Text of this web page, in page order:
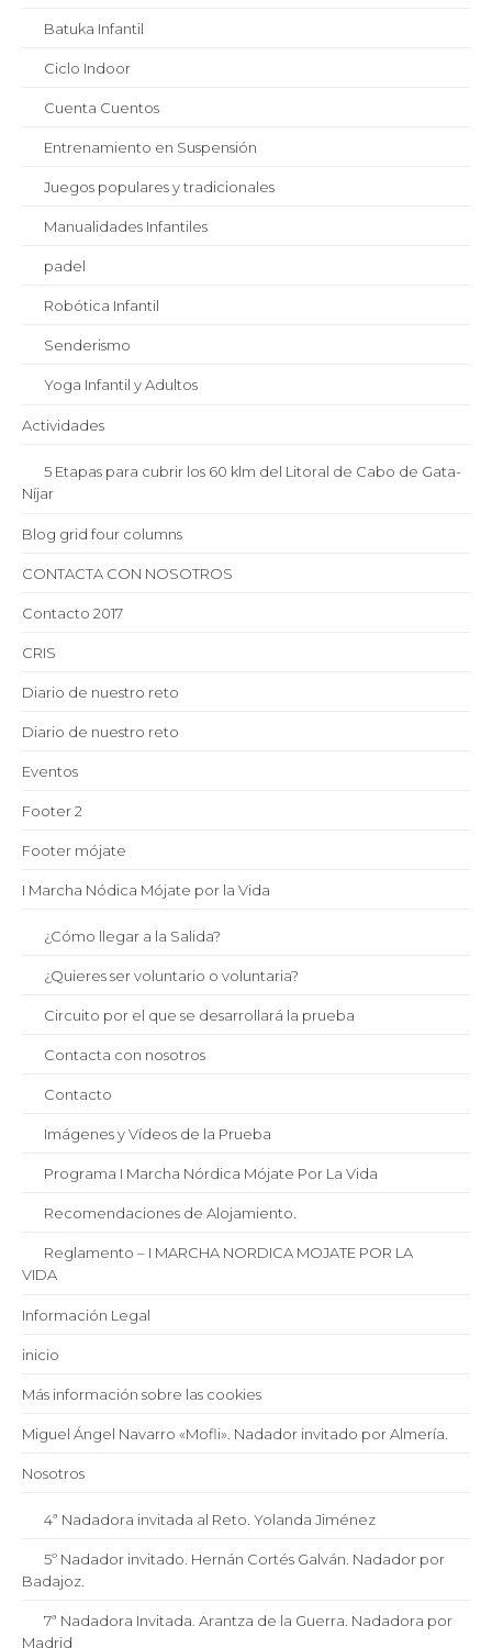
Batuka Infantil
Ciclo Indoor
Cuenta Cuentos
Entrenamiento en Suspensión
Juegos populares y tradicionales
Manualidades Infantiles
padel
Robótica Infantil
Senderismo
Yoga Infantil y Adultos
Actividades
5 Etapas para cubrir los 60 klm del Litoral de Cabo de Gata-
Níjar
Blog grid four columns
CONTACTA CON NOSOTROS
Contacto 2017
CRIS
Diario de nuestro reto
Diario de nuestro reto
Eventos
Footer 2
Footer mójate
I Marcha Nódica Mójate por la Vida
¿Cómo llegar a la Salida?
¿Quieres ser voluntario o voluntaria?
Circuito por el que se desarrollará la prueba
Contacta con nosotros
Contacto
Imágenes y Vídeos de la Prueba
Programa I Marcha Nórdica Mójate Por La Vida
Recomendaciones de Alojamiento.
Reglamento – I MARCHA NORDICA MOJATE POR LA
VIDA
Información Legal
inicio
Más información sobre las cookies
Miguel Ángel Navarro «Mofli». Nadador invitado por Almería.
Nosotros
4ª Nadadora invitada al Reto. Yolanda Jiménez
5º Nadador invitado. Hernán Cortés Galván. Nadador por
Badajoz.
7ª Nadadora Invitada. Arantza de la Guerra. Nadadora por
Madrid